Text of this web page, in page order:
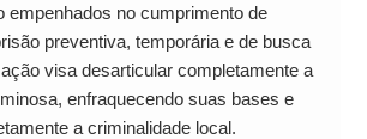
empenhados no cumprimento de
preventiva, temporária e de busca
visa desarticular completamente a
enfraquecendo suas bases e
a criminalidade local.